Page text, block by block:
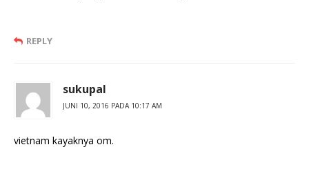
REPLY
sukupal
JUNI 10, 2016 PADA 10:17 AM
vietnam kayaknya om.